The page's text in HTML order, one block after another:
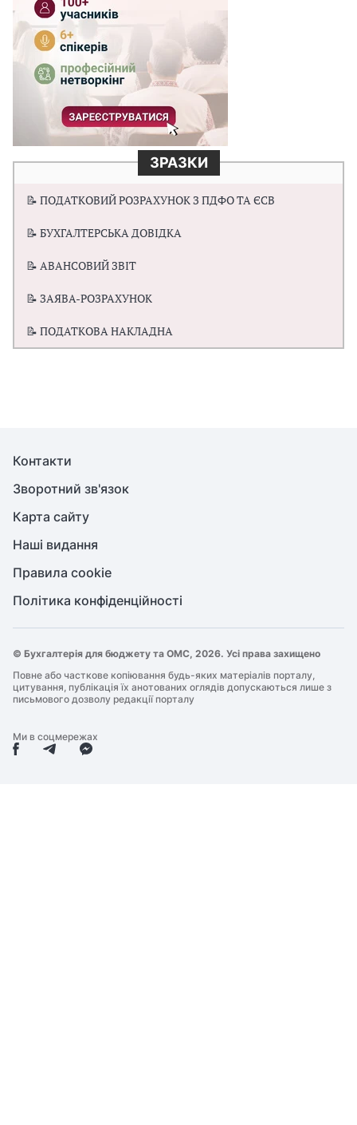
ЗРАЗКИ
📝 ПОДАТКОВИЙ РОЗРАХУНОК З ПДФО ТА ЄСВ
📝 БУХГАЛТЕРСЬКА ДОВІДКА
📝 АВАНСОВИЙ ЗВІТ
📝 ЗАЯВА-РОЗРАХУНОК
📝 ПОДАТКОВА НАКЛАДНА
Контакти
Зворотний зв'язок
Карта сайту
Наші видання
Правила cookie
Політика конфіденційності
© Бухгалтерія для бюджету та ОМС, 2026. Усі права захищено
Повне або часткове копіювання будь-яких матеріалів порталу,
цитування, публікація їх анотованих оглядів допускаються лише з
письмового дозволу редакції порталу
Ми в соцмережах